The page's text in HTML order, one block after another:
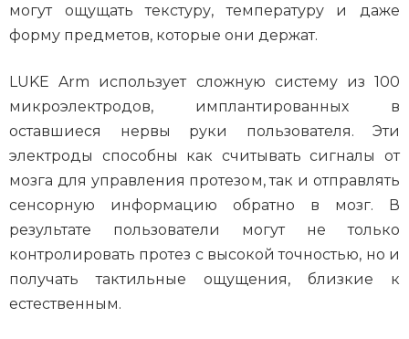
могут ощущать текстуру, температуру и даже
форму предметов, которые они держат.
LUKE Arm использует сложную систему из 100
микроэлектродов, имплантированных в
оставшиеся нервы руки пользователя. Эти
электроды способны как считывать сигналы от
мозга для управления протезом, так и отправлять
сенсорную информацию обратно в мозг. В
результате пользователи могут не только
контролировать протез с высокой точностью, но и
получать тактильные ощущения, близкие к
естественным.